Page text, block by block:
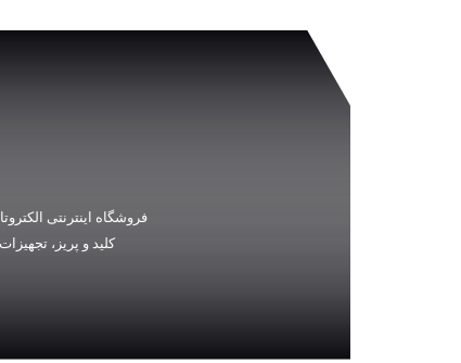
فروشگاه اینترنتی
کلید و پریز،